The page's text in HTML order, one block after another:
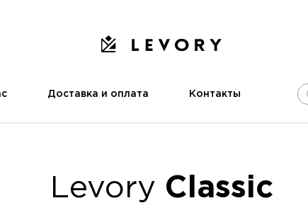
Доставка и оплата Контакты
Levory Classic